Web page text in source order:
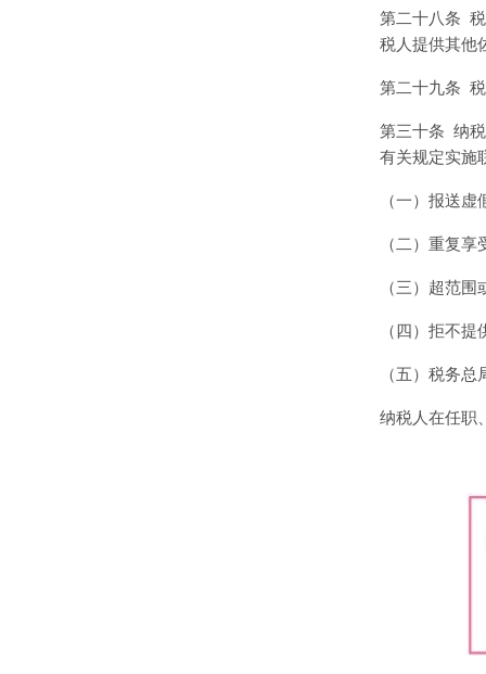
第二十八条
税人提供其他
第二十九条
第三十条 纳
有关规定实施
（一）报送
（二）重复
（三）超范
（四）拒不
（五）税务
纳税人在任职